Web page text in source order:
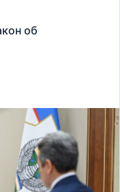
об